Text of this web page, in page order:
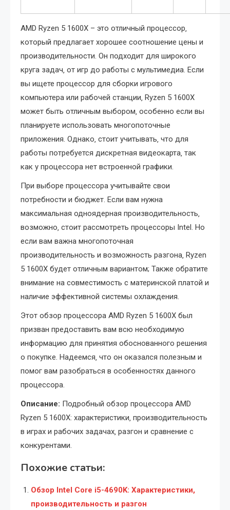
AMD Ryzen 5 1600X – это отличный процессор‚
который предлагает хорошее соотношение цены и
производительности. Он подходит для широкого
круга задач‚ от игр до работы с мультимедиа. Если
вы ищете процессор для сборки игрового
компьютера или рабочей станции‚ Ryzen 5 1600X
может быть отличным выбором‚ особенно если вы
планируете использовать многопоточные
приложения. Однако‚ стоит учитывать‚ что для
работы потребуется дискретная видеокарта‚ так
как у процессора нет встроенной графики.
При выборе процессора учитывайте свои
потребности и бюджет. Если вам нужна
максимальная одноядерная производительность‚
возможно‚ стоит рассмотреть процессоры Intel. Но
если вам важна многопоточная
производительность и возможность разгона‚ Ryzen
5 1600X будет отличным вариантом; Также обратите
внимание на совместимость с материнской платой и
наличие эффективной системы охлаждения.
Этот обзор процессора AMD Ryzen 5 1600X был
призван предоставить вам всю необходимую
информацию для принятия обоснованного решения
о покупке. Надеемся‚ что он оказался полезным и
помог вам разобраться в особенностях данного
процессора.
Описание: Подробный обзор процессора AMD
Ryzen 5 1600X: характеристики‚ производительность
в играх и рабочих задачах‚ разгон и сравнение с
конкурентами.
Похожие статьи:
Обзор Intel Core i5-4690K: Характеристики,
производительность и разгон